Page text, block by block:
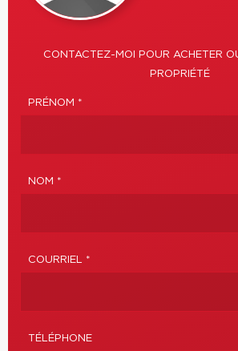
CONTACTEZ-MOI POUR ACHETER
PROPRIÉTÉ
PRÉNOM *
NOM *
COURRIEL *
TÉLÉPHONE